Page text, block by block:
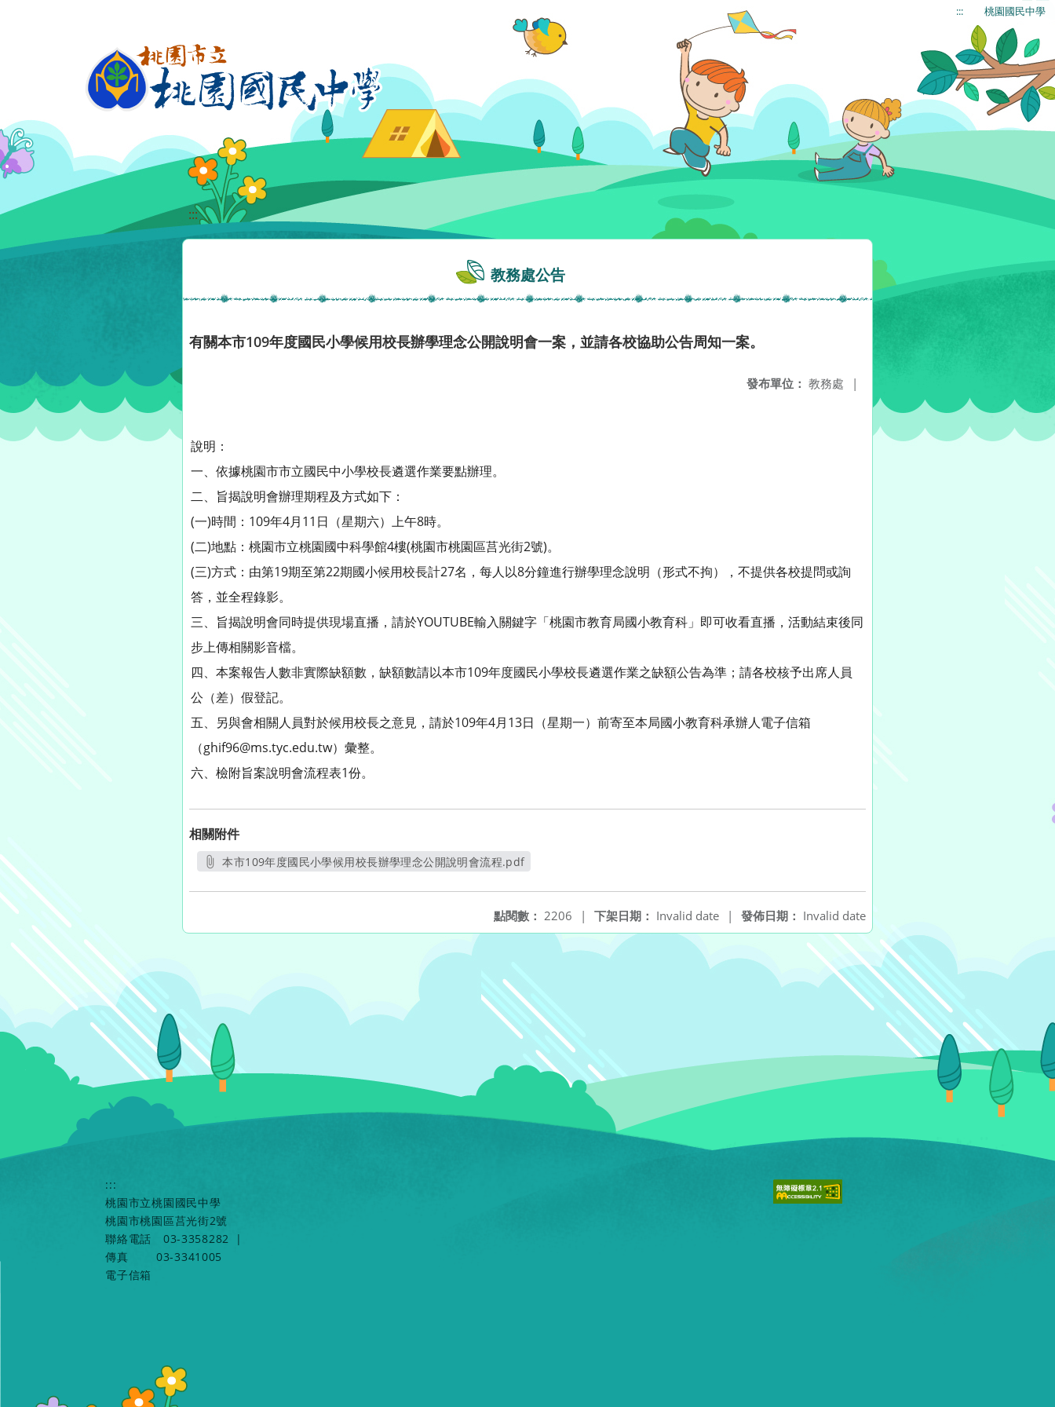
::: 桃園國民中學
:::
教務處公告
有關本市109年度國民小學候用校長辦學理念公開說明會一案，並請各校協助公告周知一案。
發布單位： 教務處 |
說明：
一、依據桃園市市立國民中小學校長遴選作業要點辦理。
二、旨揭說明會辦理期程及方式如下：
(一)時間：109年4月11日（星期六）上午8時。
(二)地點：桃園市立桃園國中科學館4樓(桃園市桃園區莒光街2號)。
(三)方式：由第19期至第22期國小候用校長計27名，每人以8分鐘進行辦學理念說明（形式不拘），不提供各校提問或詢
答，並全程錄影。
三、旨揭說明會同時提供現場直播，請於YOUTUBE輸入關鍵字「桃園市教育局國小教育科」即可收看直播，活動結束後同
步上傳相關影音檔。
四、本案報告人數非實際缺額數，缺額數請以本市109年度國民小學校長遴選作業之缺額公告為準；請各校核予出席人員
公（差）假登記。
五、另與會相關人員對於候用校長之意見，請於109年4月13日（星期一）前寄至本局國小教育科承辦人電子信箱
（ghif96@ms.tyc.edu.tw）彙整。
六、檢附旨案說明會流程表1份。
相關附件
本市109年度國民小學候用校長辦學理念公開說明會流程.pdf
發佈日期： Invalid date
下架日期： Invalid date |
點閱數： 2206 |
:::
桃園市立桃園國民中學
桃園市桃園區莒光街2號
聯絡電話
03-3358282
|
傳真
03-3341005
電子信箱